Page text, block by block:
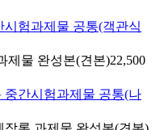
시험과제물 공통(객관식
제물 완성본(견본)22,500
중간시험과제물 공통(나